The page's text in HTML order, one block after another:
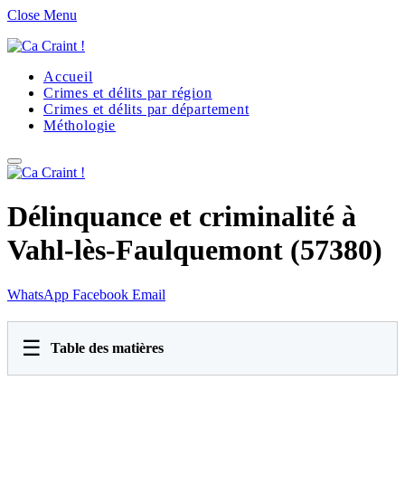
Close Menu
Accueil
Crimes et délits par région
Crimes et délits par département
Méthologie
Délinquance et criminalité à
Vahl-lès-Faulquemont (57380)
WhatsApp Facebook Email
☰ Table des matières